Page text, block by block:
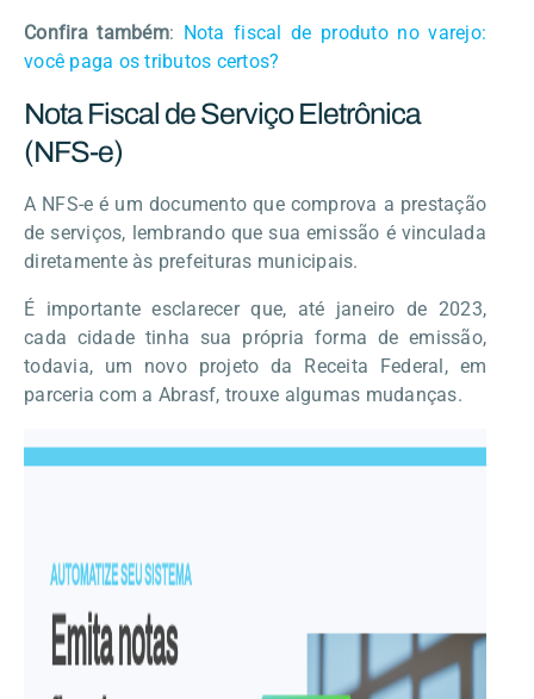
Confira também: Nota fiscal de produto no varejo:
você paga os tributos certos?
Nota Fiscal de Serviço Eletrônica
(NFS-e)
A NFS-e é um documento que comprova a prestação
de serviços, lembrando que sua emissão é vinculada
diretamente às prefeituras municipais.
É importante esclarecer que, até janeiro de 2023,
cada cidade tinha sua própria forma de emissão,
todavia, um novo projeto da Receita Federal, em
parceria com a Abrasf, trouxe algumas mudanças.